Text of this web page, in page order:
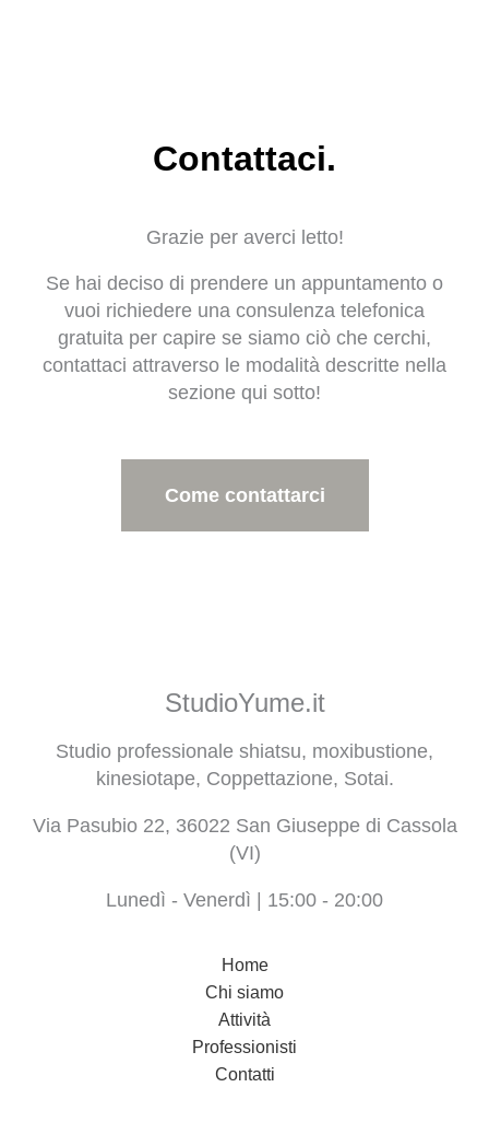
Contattaci.
Grazie per averci letto!
Se hai deciso di prendere un appuntamento o
vuoi richiedere una consulenza telefonica
gratuita per capire se siamo ciò che cerchi,
contattaci attraverso le modalità descritte nella
sezione qui sotto!
Come contattarci
StudioYume.it
Studio professionale shiatsu, moxibustione,
kinesiotape, Coppettazione, Sotai.
Via Pasubio 22, 36022 San Giuseppe di Cassola
(VI)
Lunedì - Venerdì | 15:00 - 20:00
Home
Chi siamo
Attività
Professionisti
Contatti